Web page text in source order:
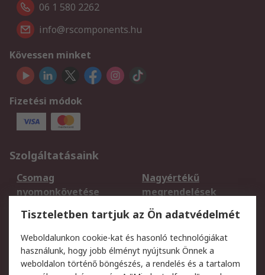
06 1 580 2262
info@rscomponents.hu
Kövessen minket
Fizetési módok
Szolgáltatásaink
Csomag
nyomonkövetése
Nagyértékű
megrendelések
Regisztráció
Szállítás
Termékvisszaküldés
Szolgáltatások
Jogi
Tiszteletben tartjuk az Ön adatvédelmét
Weboldalunkon cookie-kat és hasonló technológiákat
használunk, hogy jobb élményt nyújtsunk Önnek a
weboldalon történő böngészés, a rendelés és a tartalom